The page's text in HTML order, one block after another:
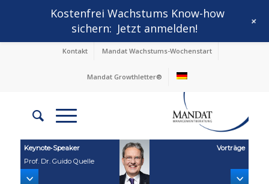
Kontakt Mandat Wachstums-Wochenstart
Mandat Growthletter®
Keynote‑Speaker
Prof. Dr. Guido Quelle
Vorträge
Kostenfrei Wachstums Know-how
sichern: Jetzt anmelden! +